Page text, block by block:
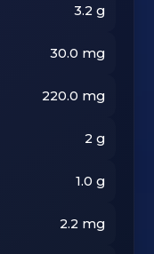
3.2 g
30.0 mg
220.0 mg
2 g
1.0 g
2.2 mg